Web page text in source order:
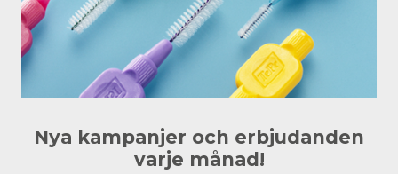
Nya kampanjer och erbjudanden
varje månad!